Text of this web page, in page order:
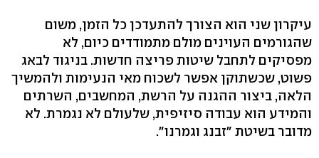
עיקרון שני הוא הצורך להתעדכן כל הזמן, משום
שהגורמים העוינים מולם מתמודדים כיום, לא
מפסיקים לתחבל שיטות פריצה חדשות. בניגוד לבאג
פשוט, שכשתוקן אפשר לשכוח מאי הנעימות ולהמשיך
הלאה, ביצור ההגנה על הרשת, המחשבים, השרתים
והמידע הוא עבודה סיזיפית, שלעולם לא נגמרת. לא
מדובר בשיטת "זבנג וגמרנו".